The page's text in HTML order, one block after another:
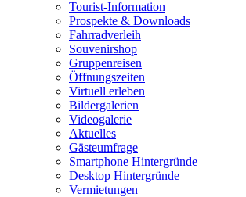
Tourist-Information
Prospekte & Downloads
Fahrradverleih
Souvenirshop
Gruppenreisen
Öffnungszeiten
Virtuell erleben
Bildergalerien
Videogalerie
Aktuelles
Gästeumfrage
Smartphone Hintergründe
Desktop Hintergründe
Vermietungen